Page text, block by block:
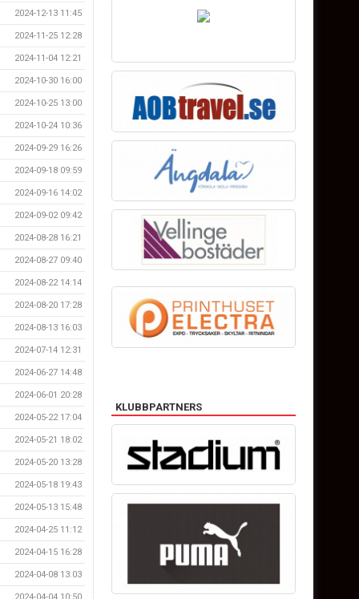
2024-12-13 11:45
2024-11-25 12:28
2024-11-04 12:21
2024-10-30 16:00
2024-10-25 13:00
2024-10-24 10:36
2024-09-29 16:26
2024-09-18 09:59
2024-09-16 14:02
2024-09-02 09:42
2024-08-28 16:21
2024-08-27 09:40
2024-08-22 14:14
2024-08-20 17:28
2024-08-13 16:03
2024-07-14 12:31
2024-06-27 14:48
2024-06-01 20:28
2024-05-22 17:04
2024-05-21 18:02
2024-05-20 13:28
2024-05-18 19:43
2024-05-13 15:48
2024-04-25 11:12
2024-04-15 16:28
2024-04-08 13:03
KLUBBPARTNERS